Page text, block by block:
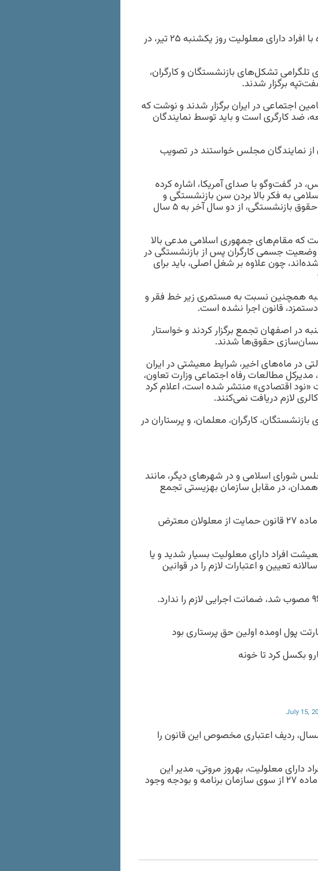
شماری از بازنشستگان تامین اجتماعی و فولاد همراه با افراد دارای معلولیت روز یکشنبه ۲۵ تیر، در
تشکل‌های بازنشستگان و کارگران،
برگزار شدند.
اجتماعی در ایران برگزار شدند و نوشت که
ضد کارگری‌ است و باید توسط نمایندگان
از نمایندگان مجلس خواستند در تصویب
در گفت‌و‌گو با صدای آمریکا، اشاره کرده
به فکر بالا بردن سن بازنشستگی و
کاهش حقوق بازنشستگان، براساس تغییر محاسبه حقوق بازنشستگی، از دو سال آخر به ۵ سال
که مقام‌های جمهوری اسلامی مدعی بالا
جسمی کارگران پس از بازنشستگی در
چون علاوه بر شغل اصلی، باید برای
همچنین نسبت به مستمری زیر خط فقر و
قانون اجرا نشده است.
در اصفهان تجمع برگزار کردند و خواستار
حقوق‌ها شدند.
در ماه‌های اخیر، شرایط معیشتی در ایران
مطالعات رفاه اجتماعی وزارت تعاون،
اقتصادی» منتشر شده است، اعلام کرد
کارگران، معلمان، و پرستاران در
شورای اسلامی و در شهرهای دیگر، مانند
همدان، در مقابل سازمان بهزیستی تجمع
به گزارش خبرنگار ایلنا، تجمع‌کنندگان به‌ اجرا نشدن ماده ۲۷ قانون حمایت از معلولان معترض
افراد دارای معلولیت بسیار شدید و یا
تعیین و اعتبارات لازم را در قوانین
پرواز میکنه گفت ۱۸۵ هزار تو کارتت پول اومده اولین حق پرستاری بود
July 15,
ردیف اعتباری مخصوص این قانون را
دارای معلولیت، بهروز مروتی، مدیر این
کمپین، گفته است که «هیچ اراده و امیدی به اجرای ماده ۲۷ از سوی سازمان برنامه و بودجه وجود